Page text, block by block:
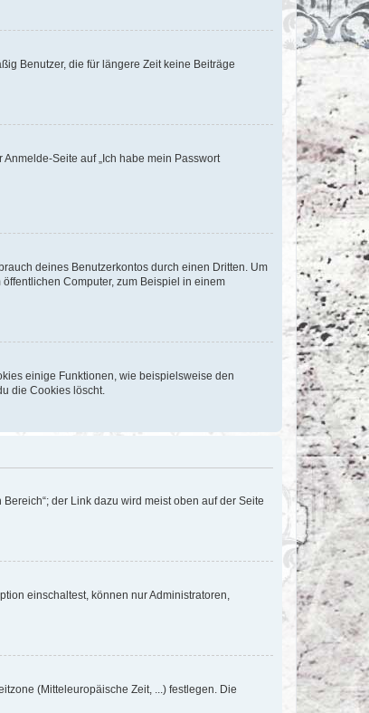
Benutzer, die für längere Zeit keine Beiträge
Seite auf „Ich habe mein Passwort
deines Benutzerkontos durch einen Dritten. Um
Computer, zum Beispiel in einem
einige Funktionen, wie beispielsweise den
die Cookies löscht.
der Link dazu wird meist oben auf der Seite
einschaltest, können nur Administratoren,
(Mitteleuropäische Zeit, ...) festlegen. Die